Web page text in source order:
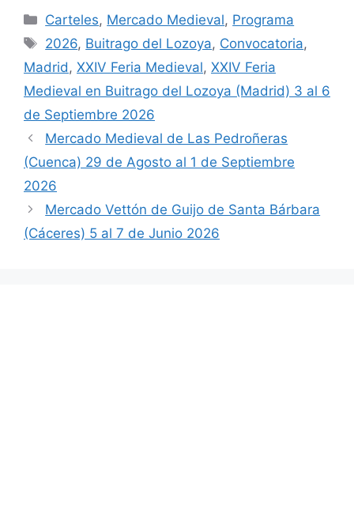
Categorías
Carteles, Mercado Medieval, Programa
Etiquetas
2026, Buitrago del Lozoya, Convocatoria,
Madrid, XXIV Feria Medieval, XXIV Feria
Medieval en Buitrago del Lozoya (Madrid) 3 al 6
de Septiembre 2026
Mercado Medieval de Las Pedroñeras
(Cuenca) 29 de Agosto al 1 de Septiembre
2026
Mercado Vettón de Guijo de Santa Bárbara
(Cáceres) 5 al 7 de Junio 2026